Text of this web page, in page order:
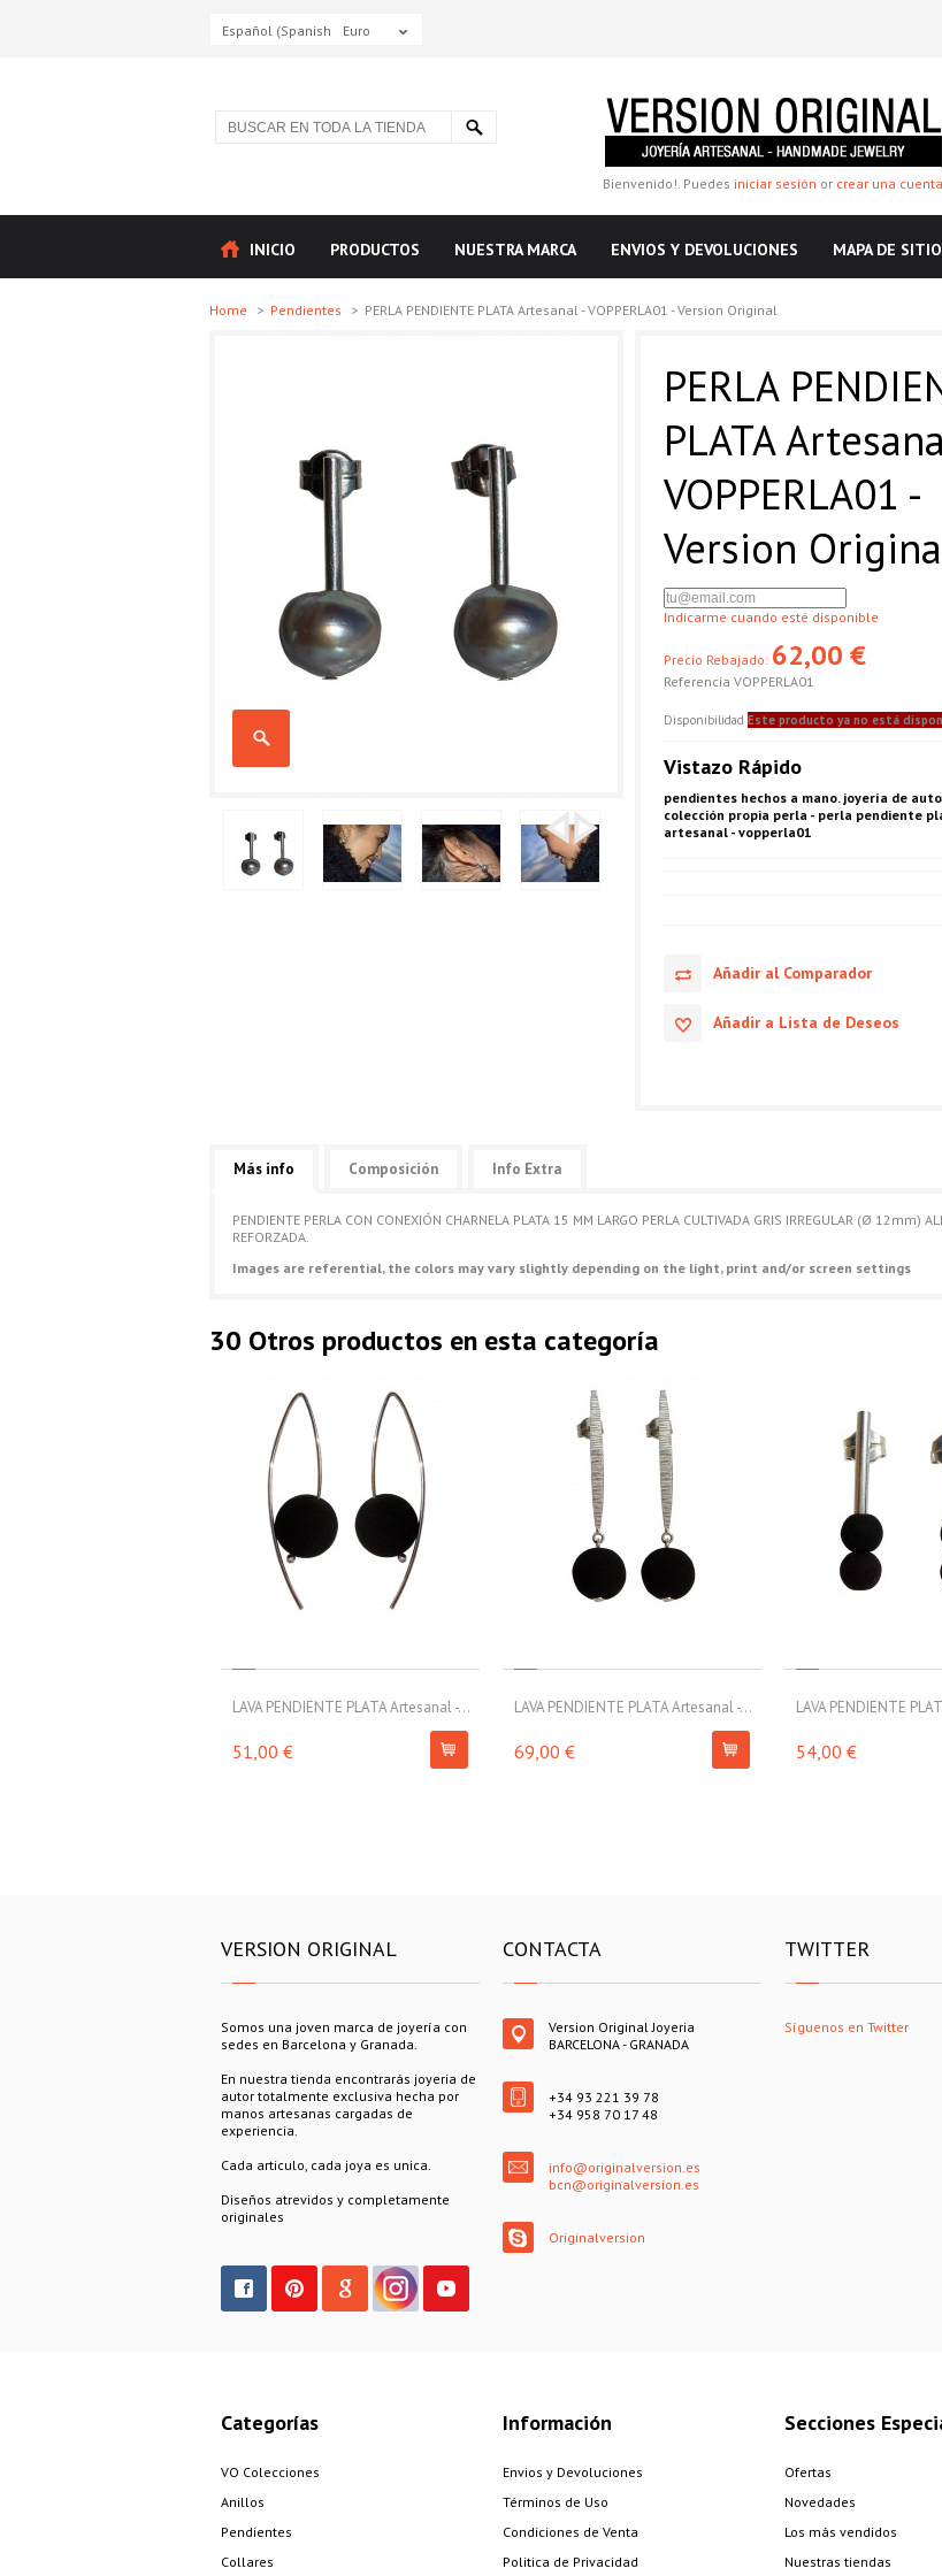
Español (Spanish) Euro
Bienvenido!. Puedes iniciar sesión or crear una cuenta
INICIO PRODUCTOS NUESTRA MARCA ENVIOS Y DEVOLUCIONES MAPA DE SITIO
Home > Pendientes > PERLA PENDIENTE PLATA Artesanal - VOPPERLA01 - Version Original
PERLA
PLATA
VOPPERLA01 -
Version
Indicarme cuando esté disponible
Precio Rebajado: 62,00 €
Referencia VOPPERLA01
Disponibilidad Este producto ya no está
Vistazo Rápido
pendientes hechos a mano. joyería de
colección propia perla - perla pendiente
artesanal - vopperla01
Añadir al Comparador
Añadir a Lista de Deseos
Más info Composición Info Extra
PENDIENTE PERLA CON CONEXIÓN CHARNELA PLATA 15 MM LARGO PERLA CULTIVADA GRIS IRREGULAR (Ø 12mm)
REFORZADA.
Images are referential, the colors may vary slightly depending on the light, print and/or screen settings
30 Otros productos en esta categoría
LAVA PENDIENTE PLATA Artesanal -...
51,00 €
LAVA PENDIENTE PLATA Artesanal -...
69,00 €
LAVA PENDIENTE
54,00 €
VERSION ORIGINAL
Somos una joven marca de joyería con
sedes en Barcelona y Granada.
En nuestra tienda encontrarás joyeria de
autor totalmente exclusiva hecha por
manos artesanas cargadas de
experiencia.
Cada articulo, cada joya es unica.
Diseños atrevidos y completamente
originales
CONTACTA
Version Original Joyeria
BARCELONA - GRANADA
+34 93 221 39 78
+34 958 70 17 48
info@originalversion.es
bcn@originalversion.es
Originalversion
TWITTER
Síguenos en Twitter
Categorías
VO Colecciones
Anillos
Pendientes
Collares
Información
Envios y Devoluciones
Términos de Uso
Condiciones de Venta
Politica de Privacidad
Secciones
Ofertas
Novedades
Los más vendidos
Nuestras tiendas